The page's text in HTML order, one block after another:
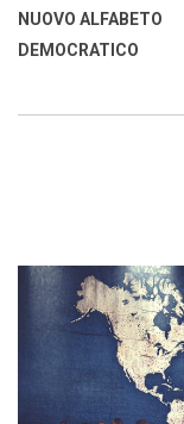
o
k
p
p
NUOVO ALFABETO
DEMOCRATICO